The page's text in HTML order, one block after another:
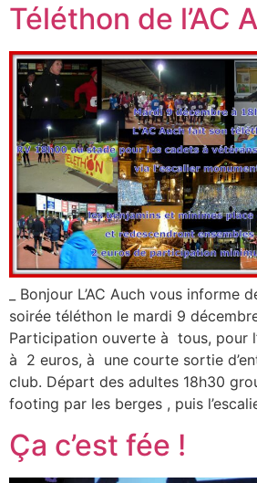
Téléthon de l’AC
_ Bonjour L’AC Auch vous informe
soirée téléthon le mardi 9
Participation ouverte à tous, pour
à 2 euros, à une courte sortie
club. Départ des adultes 18h30
footing par les berges , puis
Ça c’est fée !